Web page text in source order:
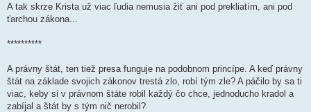
A tak skrze Krista už viac ľudia nemusia žiť ani pod prekliatím, ani pod
ťarchou zákona...
**********
A právny štát, ten tiež presa funguje na podobnom princípe. A keď právny
štát na základe svojich zákonov trestá zlo, robí tým zle? A páčilo by sa ti
viac, keby si v právnom štáte robil každý čo chce, jednoducho kradol a
zabíjal a štát by s tým nič nerobil?